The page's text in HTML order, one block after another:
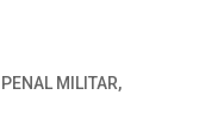
MILITAR,